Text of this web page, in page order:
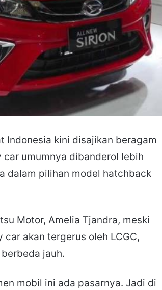
Indonesia kini disajikan beragam
umumnya dibanderol lebih
dalam pilihan model hatchback
Motor, Amelia Tjandra, meski
akan tergerus oleh LCGC,
jauh.
mobil ini ada pasarnya. Jadi di